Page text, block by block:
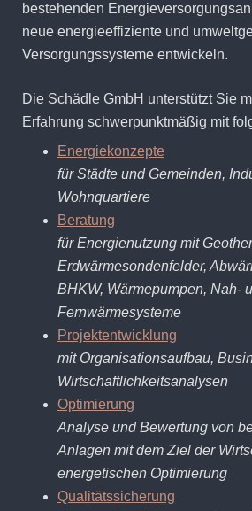
bestehenden
neue energieeffiziente und
Versorgungssysteme entwickeln.
Die Schädle GmbH unterstützt Sie
Erfahrung schwerpunktmäßig mit
Energiekonzepte
für Städte und Gemeinden,
Wohnquartiere
Beratung
für Energienutzung mit
Erdwärmesondenfelder,
BHKW, Wärmepumpen, Nah-
Fernwärmesysteme
Projektentwicklung
mit Organisationsaufbau,
Wirtschaftlichkeitsanalysen
Optimierung
Analyse und Bewertung von
Anlagen mit dem Ziel der
energetischen Optimierung
Qualitätssicherung